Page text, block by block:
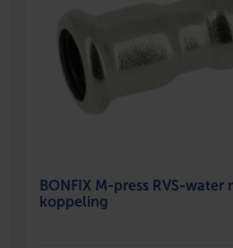
BONFIX M-press RVS-water
koppeling